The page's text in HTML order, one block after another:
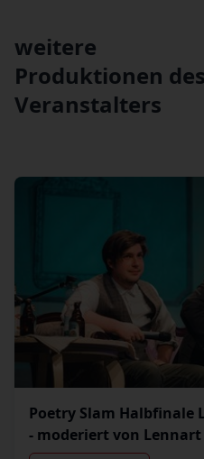
weitere
Produktionen des
Veranstalters
Poetry Slam Halbfinale
- moderiert von